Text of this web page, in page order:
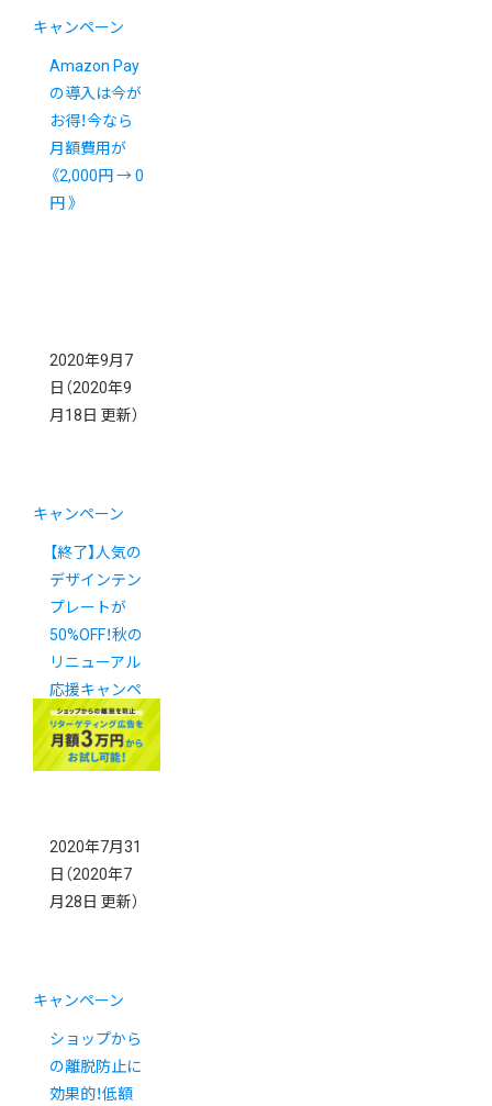
キャンペーン
Amazon Pay
の導入は今が
お得！今なら
月額費用が
《2,000円 → 0
円 》
2020年9月7
日 （2020年9
月18日 更新）
キャンペーン
【終了】人気の
デザインテン
プレートが
50%OFF！秋の
リニューアル
応援キャンペ
ーン
2020年7月31
日 （2020年7
月28日 更新）
キャンペーン
ショップから
の離脱防止に
効果的！低額